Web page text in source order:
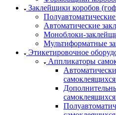
Заклейщики коробов
Автоматические
Моноблоки-
Мультиформатные
Этикетировочное
Аппликаторы